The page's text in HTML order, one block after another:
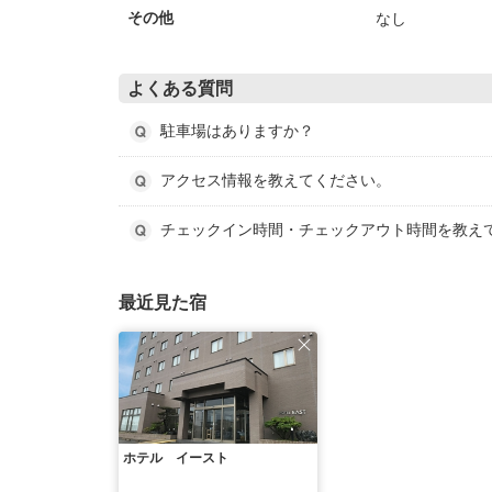
その他 なし
よくある質問
駐車場はありますか？
アクセス情報を教えてください。
チェックイン時間・チェックアウト時間を教え
最近見た宿
ホテル イースト